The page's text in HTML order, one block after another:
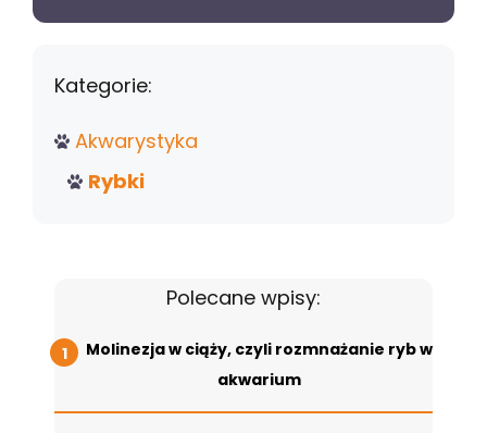
Kategorie:
Akwarystyka
Rybki
Polecane wpisy:
Molinezja w ciąży, czyli rozmnażanie ryb w
akwarium